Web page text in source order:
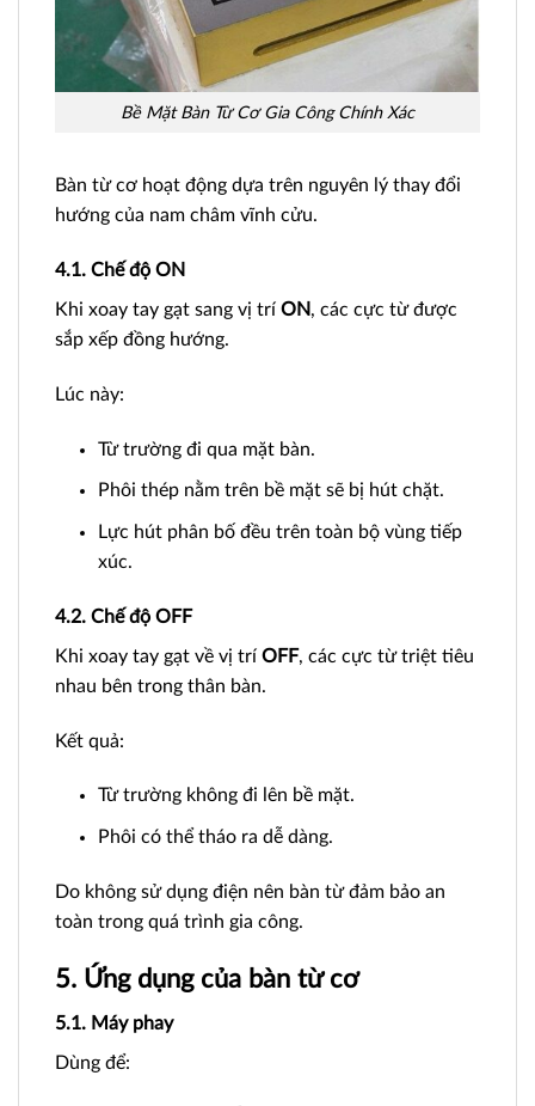
Bề Mặt Bàn Từ Cơ Gia Công Chính Xác
Bàn từ cơ hoạt động dựa trên nguyên lý thay đổi
hướng của nam châm vĩnh cửu.
4.1. Chế độ ON
Khi xoay tay gạt sang vị trí ON, các cực từ được
sắp xếp đồng hướng.
Lúc này:
Từ trường đi qua mặt bàn.
Phôi thép nằm trên bề mặt sẽ bị hút chặt.
Lực hút phân bố đều trên toàn bộ vùng tiếp
xúc.
4.2. Chế độ OFF
Khi xoay tay gạt về vị trí OFF, các cực từ triệt tiêu
nhau bên trong thân bàn.
Kết quả:
Từ trường không đi lên bề mặt.
Phôi có thể tháo ra dễ dàng.
Do không sử dụng điện nên bàn từ đảm bảo an
toàn trong quá trình gia công.
5. Ứng dụng của bàn từ cơ
5.1. Máy phay
Dùng để: